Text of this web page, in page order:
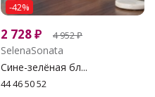
-42%
2 728₽ 4 952₽
SelenaSonata
Сине-зелёная бл...
44 46 50 52